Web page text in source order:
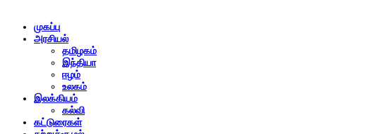
முகப்பு
அரசியல்
தமிழகம்
இந்தியா
ஈழம்
உலகம்
இலக்கியம்
கல்வி
கட்டுரைகள்